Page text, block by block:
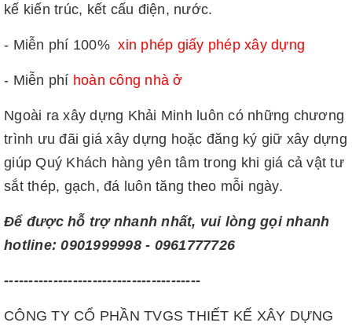
kế kiến trúc, kết cấu điện, nước.
- Miễn phí 100%xin phép giấy phép xây dựng
- Miễn phí hoàn công nhà ở
Ngoài ra xây dựng Khải Minh luôn có những chương
trình ưu đãi giá xây dựng hoặc đăng ký giữ xây dựng
giúp Quý Khách hàng yên tâm trong khi giá cả vật tư
sắt thép, gạch, đá luôn tăng theo mỗi ngày.
Để được hỗ trợ nhanh nhất, vui lòng gọi nhanh
hotline: 0901999998 - 0961777726
----------------------------------------
CÔNG TY CỔ PHẦN TVGS THIẾT KẾ XÂY DỰNG